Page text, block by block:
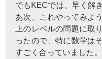
でもKECでは、早く解
あ次、これやってみよ
上のレベルの問題に取
ったので、特に数学は
すごく合っていました。